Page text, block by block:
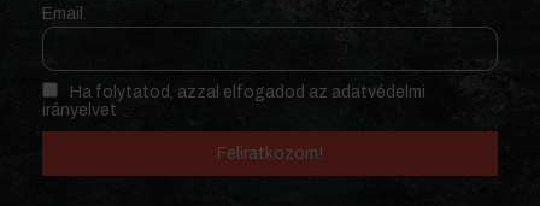
Email
Ha folytatod, azzal elfogadod az adatvédelmi
irányelvet